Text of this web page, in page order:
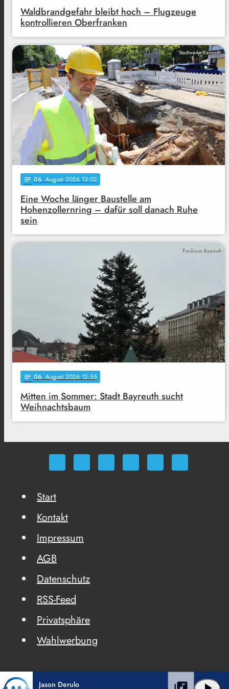
Waldbrandgefahr bleibt hoch – Flugzeuge
kontrollieren Oberfranken
Stadtwerke Bayreuth
notes 06. August 2026 13:02
Eine Woche länger Baustelle am
Hohenzollernring – dafür soll danach Ruhe
sein
Funkhaus Bayreuth
notes 06. August 2026 12:55
Mitten im Sommer: Stadt Bayreuth sucht
Weihnachtsbaum
Start
Kontakt
Impressum
AGB
Datenschutz
RSS-Feed
Privatsphäre
Wahlwerbung
Jason Derulo